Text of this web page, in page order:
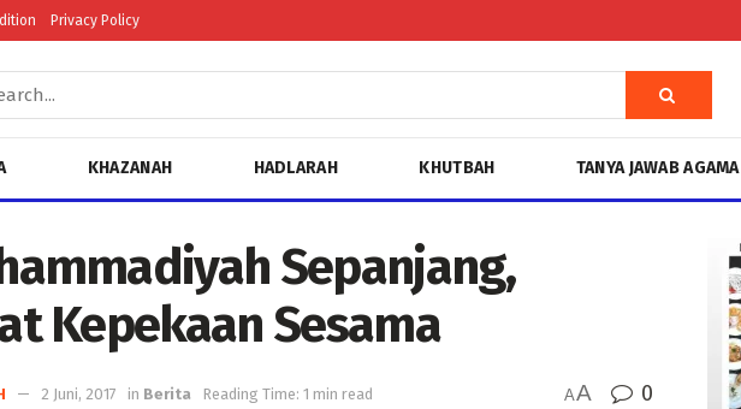
Privacy Policy
KHAZANAH HADLARAH KHUTBAH TANYA JAWAB AGAMA
Sepanjang,
Kepekaan Sesama
2 Juni, 2017 in Berita Reading Time: 1 min read AA 0